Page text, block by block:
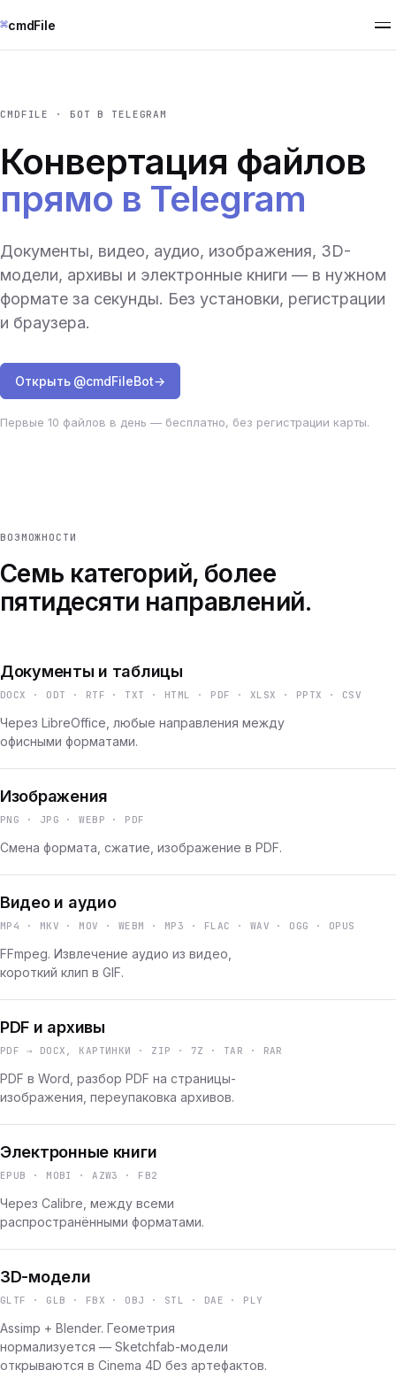
⌘cmdFile
CMDFILE · БОТ В TELEGRAM
Конвертация файлов
прямо в Telegram
Документы, видео, аудио, изображения, 3D-
модели, архивы и электронные книги — в нужном
формате за секунды. Без установки, регистрации
и браузера.
Открыть @cmdFileBot→
Первые 10 файлов в день — бесплатно, без регистрации карты.
ВОЗМОЖНОСТИ
Семь категорий, более
пятидесяти направлений.
Документы и таблицы
DOCX · ODT · RTF · TXT · HTML · PDF · XLSX · PPTX · CSV
Через LibreOffice, любые направления между
офисными форматами.
Изображения
PNG · JPG · WEBP · PDF
Смена формата, сжатие, изображение в PDF.
Видео и аудио
MP4 · MKV · MOV · WEBM · MP3 · FLAC · WAV · OGG · OPUS
FFmpeg. Извлечение аудио из видео,
короткий клип в GIF.
PDF и архивы
PDF → DOCX, КАРТИНКИ · ZIP · 7Z · TAR · RAR
PDF в Word, разбор PDF на страницы-
изображения, переупаковка архивов.
Электронные книги
EPUB · MOBI · AZW3 · FB2
Через Calibre, между всеми
распространёнными форматами.
3D-модели
GLTF · GLB · FBX · OBJ · STL · DAE · PLY
Assimp + Blender. Геометрия
нормализуется — Sketchfab-модели
открываются в Cinema 4D без артефактов.